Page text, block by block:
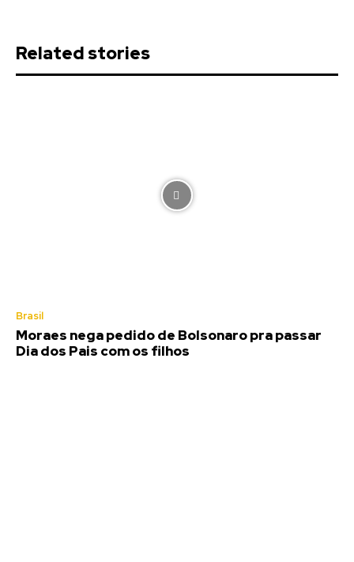
Related stories
Brasil
Moraes nega pedido de Bolsonaro pra passar
Dia dos Pais com os filhos